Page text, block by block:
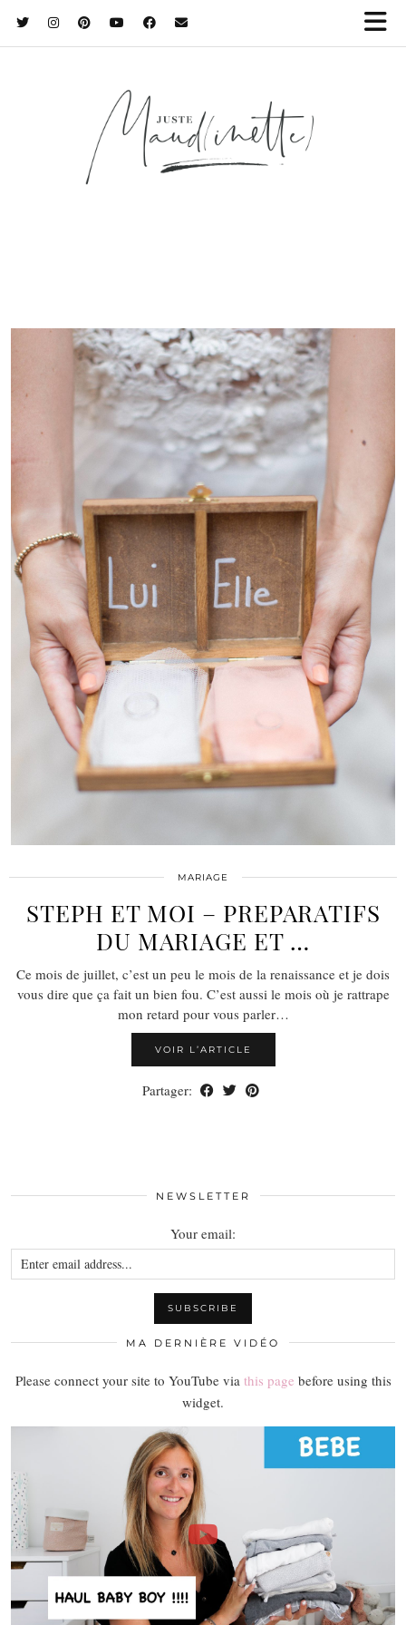
MARIAGE
STEPH ET MOI – PREPARATIFS
DU MARIAGE ET …
Ce mois de juillet, c’est un peu le mois de la renaissance et je dois
vous dire que ça fait un bien fou. C’est aussi le mois où je rattrape
mon retard pour vous parler…
VOIR L’ARTICLE
Partager:
NEWSLETTER
Your email:
MA DERNIÈRE VIDÉO
Please connect your site to YouTube via this page before using this
widget.